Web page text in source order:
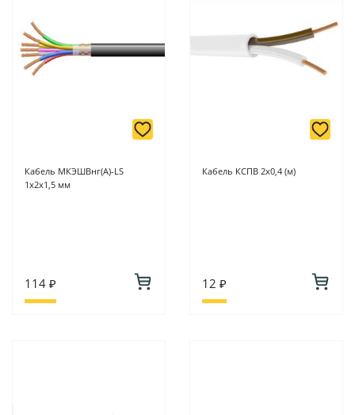
Кабель МКЭШВнг(А)-LS
1х2х1,5 мм
114 ₽
Кабель КСПВ 2х0,4 (м)
12 ₽